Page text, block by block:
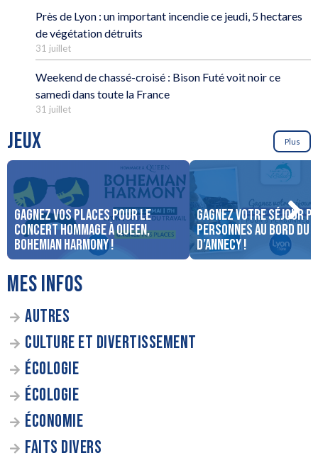
Près de Lyon : un important incendie ce jeudi, 5 hectares
de végétation détruits
31 juillet
Weekend de chassé-croisé : Bison Futé voit noir ce
samedi dans toute la France
31 juillet
JEUX Plus
Gagnez vos places pour le
concert Hommage à Queen,
Bohemian Harmony !
Gagnez votre séjour
personnes au bord du
d’Annecy !
MES INFOS
AUTRES
CULTURE ET DIVERTISSEMENT
ÉCOLOGIE
ÉCOLOGIE
ÉCONOMIE
FAITS DIVERS